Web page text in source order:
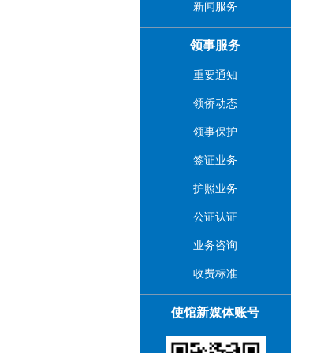
新闻服务
领事服务
重要通知
领侨动态
领事保护
签证业务
护照业务
公证认证
业务咨询
收费标准
使馆新媒体账号